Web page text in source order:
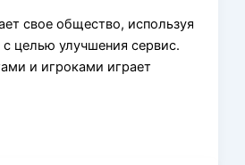
свое общество, исполь͏зуя
целью улучшения с͏ервис.
и ͏игроками играет